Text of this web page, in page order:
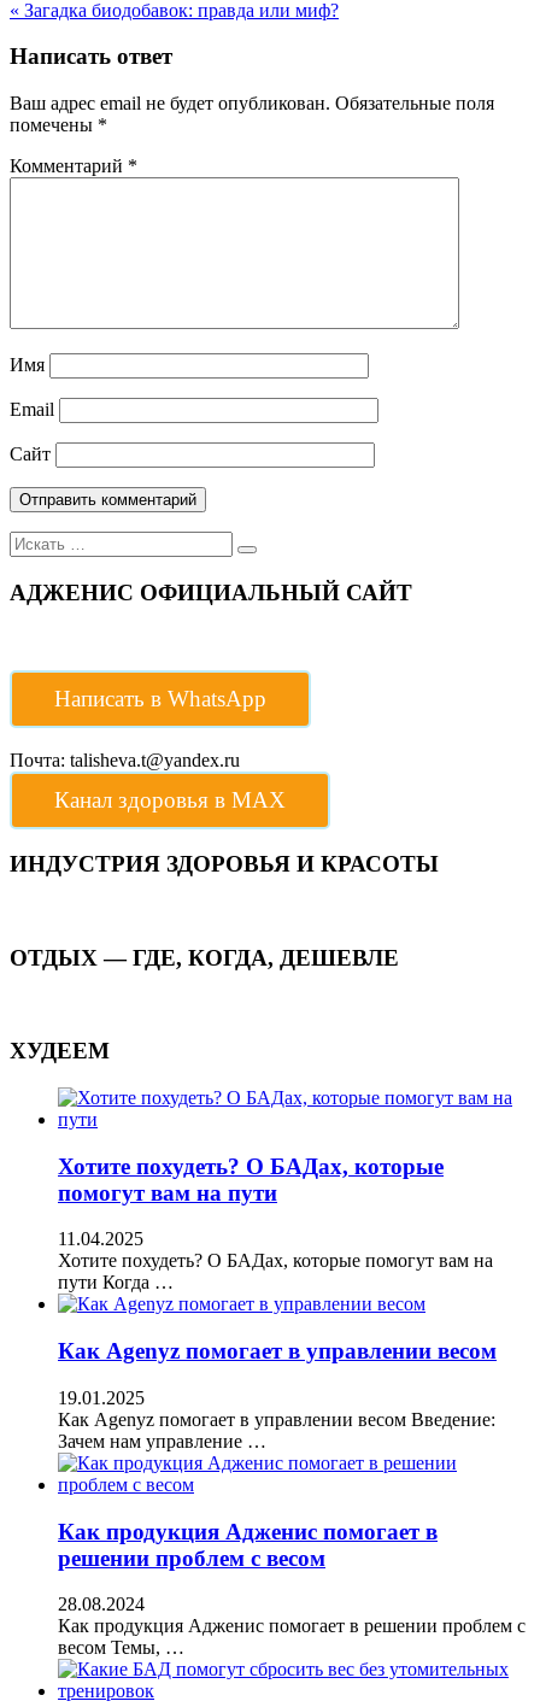
Навигация
по
« Загадка биодобавок: правда или миф?
Написать ответ
Ваш адрес email не будет опубликован. Обязательные поля
помечены *
Комментарий *
Имя
Email
Сайт
Поиск
для:
АДЖЕНИС ОФИЦИАЛЬНЫЙ САЙТ
Написать в WhatsApp
Почта: talisheva.t@yandex.ru
Канал здоровья в МАХ
ИНДУСТРИЯ ЗДОРОВЬЯ И КРАСОТЫ
ОТДЫХ — ГДЕ, КОГДА, ДЕШЕВЛЕ
ХУДЕЕМ
Хотите похудеть? О БАДах, которые
помогут вам на пути
11.04.2025
Хотите похудеть? О БАДах, которые помогут вам на
пути Когда …
Как Agenyz помогает в управлении весом
19.01.2025
Как Agenyz помогает в управлении весом Введение:
Зачем нам управление …
Как продукция Адженис помогает в
решении проблем с весом
28.08.2024
Как продукция Адженис помогает в решении проблем с
весом Темы, …